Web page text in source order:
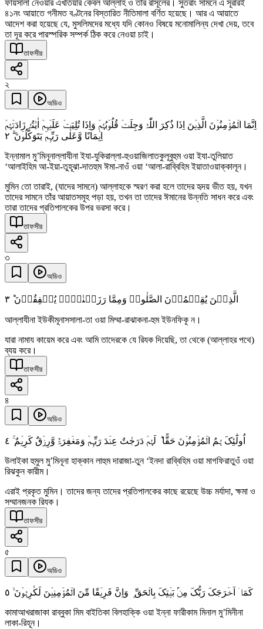
ফায়সালা নেওয়ার এখতিয়ার কেবল আল্লাহ ও তাঁর রাসূলের। সুতরাং সামনে এ সূরারই
৪১নং আয়াতে গনীমত বণ্টনের বিস্তারিত নীতিমালা বর্ণিত হয়েছে। আর এ আয়াতে
আদেশ করা হয়েছে যে, মুসলিমদের মধ্যে যদি কোনও বিষয়ে মনোমালিন্য দেখা দেয়, তবে
তা দূর করে পারস্পরিক সম্পর্ক ঠিক করে নেওয়া চাই।
তাফসীর
২
অডিও
اِنَّمَا الۡمُؤۡمِنُوۡنَ الَّذِیۡنَ اِذَا ذُکِرَ اللّٰہُ وَجِلَتۡ قُلُوۡبُہُمۡ وَاِذَا تُلِیَتۡ عَلَیۡہِمۡ اٰیٰتُہٗ زَادَتۡہُمۡ
اِیۡمَانًا وَّعَلٰی رَبِّہِمۡ یَتَوَکَّلُوۡنَ ۚۖ ٢
ইন্নামাল মু’মিনূনাল্লাযীনা ইযা-যুকিরাল্লা-হুওয়াজিলাতকুলূবুহুম ওয়া ইযা-তুলিয়াত
‘আলাইহিম আ-ইয়া-তুহূঝা-দাতহুম ঈমা-নাওঁ ওয়া ‘আলা-রাব্বিহিম ইয়াতাওয়াক্কালূন।
মুমিন তো তারাই, (যাদের সামনে) আল্লাহকে স্মরণ করা হলে তাদের হৃদয় ভীত হয়, যখন
তাদের সামনে তাঁর আয়াতসমূহ পড়া হয়, তখন তা তাদের ঈমানের উন্নতি সাধন করে এবং
তারা তাদের প্রতিপালকের উপর ভরসা করে।
তাফসীর
৩
অডিও
الَّذِیۡنَ یُقِیۡمُوۡنَ الصَّلٰوۃَ وَمِمَّا رَزَقۡنٰہُمۡ یُنۡفِقُوۡنَ ؕ ٣
আল্লাযীনা ইউকীমূনাসসালা-তা ওয়া মিম্মা-রাঝাকনা-হুম ইউনফিকূ ন।
যারা নামায কায়েম করে এবং আমি তাদেরকে যে রিযক দিয়েছি, তা থেকে (আল্লাহর পথে)
ব্যয় করে।
তাফসীর
৪
অডিও
اُولٰٓئِکَ ہُمُ الۡمُؤۡمِنُوۡنَ حَقًّا ؕ لَہُمۡ دَرَجٰتٌ عِنۡدَ رَبِّہِمۡ وَمَغۡفِرَۃٌ وَّرِزۡقٌ کَرِیۡمٌ ۚ ٤
উলাইকা হুমুল মু’মিনূনা হাক্কান লাহুম দারাজা-তুন ‘ইনদা রাব্বিহিম ওয়া মাগফিরাতুওঁ ওয়া
রিঝকুন কারীম।
এরাই প্রকৃত মুমিন। তাদের জন্য তাদের প্রতিপালকের কাছে রয়েছে উচ্চ মর্যাদা, ক্ষমা ও
সম্মানজনক রিযক।
তাফসীর
৫
অডিও
کَمَاۤ اَخۡرَجَکَ رَبُّکَ مِنۡۢ بَیۡتِکَ بِالۡحَقِّ ۪ وَاِنَّ فَرِیۡقًا مِّنَ الۡمُؤۡمِنِیۡنَ لَکٰرِہُوۡنَ ۙ ٥
কামাআখরাজাকা রাব্বুকা মিম বাইতিকা বিলহাক্কি ওয়া ইন্না ফারীকাম মিনাল মু’মিনীনা
লাকা-রিহূন।